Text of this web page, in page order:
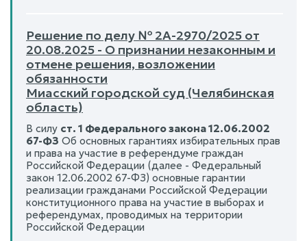
Решение по делу № 2А-2970/2025 от
20.08.2025 - О признании незаконным и
отмене решения, возложении
обязанности
Миасский городской суд (Челябинская
область)
В силу ст. 1 Федерального закона 12.06.2002
67-ФЗ Об основных гарантиях избирательных прав
и права на участие в референдуме граждан
Российской Федерации (далее - Федеральный
закон 12.06.2002 67-ФЗ) основные гарантии
реализации гражданами Российской Федерации
конституционного права на участие в выборах и
референдумах, проводимых на территории
Российской Федерации